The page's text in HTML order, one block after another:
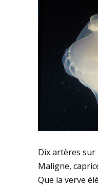
Dix artères sur
Maligne,
Que la verve